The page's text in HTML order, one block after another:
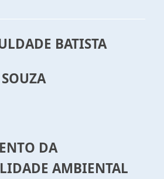
BATISTA
DA
AMBIENTAL